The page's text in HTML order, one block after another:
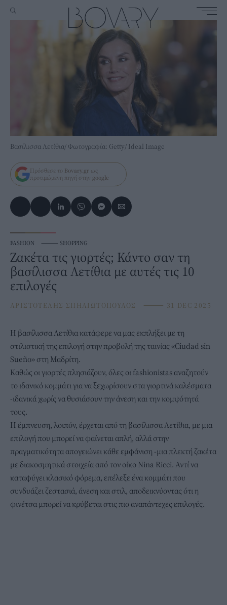
Βασίλισσα Λετίθια/ Φωτογραφία: Getty/ Ideal Image
Πρόσθεσε το Bovary.gr ως
προτιμώμενη πηγή στην google
FASHION ⸻ SHOPPING
Ζακέτα τις γιορτές; Κάντο σαν τη
βασίλισσα Λετίθια με αυτές τις 10
επιλογές
ΑΡΙΣΤΟΤΕΛΗΣ ΣΠΗΛΙΩΤΟΠΟΥΛΟΣ ⸻ 31 DEC 2025
Η βασίλισσα Λετίθια κατάφερε να μας εκπλήξει με τη
στιλιστική της επιλογή στην προβολή της ταινίας «Ciudad sin
Sueño» στη Μαδρίτη.
Καθώς οι γιορτές πλησιάζουν, όλες οι fashionistas αναζητούν
το ιδανικό κομμάτι για να ξεχωρίσουν στα γιορτινά καλέσματα
-ιδανικά χωρίς να θυσιάσουν την άνεση και την κομψότητά
τους.
Η έμπνευση, λοιπόν, έρχεται από τη βασίλισσα Λετίθια, με μια
επιλογή που μπορεί να φαίνεται απλή, αλλά στην
πραγματικότητα απογειώνει κάθε εμφάνιση -μια πλεκτή ζακέτα
με διακοσμητικά στοιχεία από τον οίκο Nina Ricci. Αντί να
καταφύγει κλασικό φόρεμα, επέλεξε ένα κομμάτι που
συνδυάζει ζεστασιά, άνεση και στιλ, αποδεικνύοντας ότι η
φινέτσα μπορεί να κρύβεται στις πιο αναπάντεχες επιλογές.